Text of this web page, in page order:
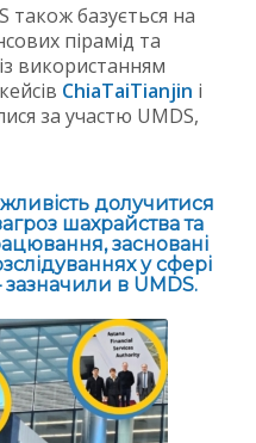
також базується на
пірамід та
використанням
ChiaTaiTianjin і
за участю UMDS,
долучитися
шахрайства та
засновані
у сфері
в UMDS.